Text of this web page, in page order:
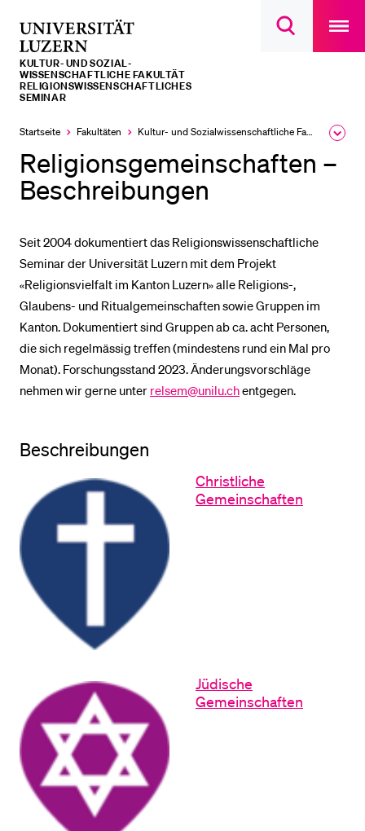
Suchdialog
main
KULTUR- UND SOZIAL­­­
WISSENSCHAFTLICHE FAKULTÄT
RELIGIONSWISSENSCHAFTLICHES
SEMINAR
Startseite Fakultäten Kultur- und Sozial­­wissenschaftliche Fakultät
Religionsgemeinschaften –
Beschreibungen
Seit 2004 dokumentiert das Religionswissenschaftliche
Seminar der Universität Luzern mit dem Projekt
«Religionsvielfalt im Kanton Luzern» alle Religions-,
Glaubens- und Ritualgemeinschaften sowie Gruppen im
Kanton. Dokumentiert sind Gruppen ab ca. acht Personen,
die sich regelmässig treffen (mindestens rund ein Mal pro
Monat). Forschungsstand 2023. Änderungsvorschläge
nehmen wir gerne unter relsem@unilu.chentgegen.
Beschreibungen
Christliche
Gemeinschaften
Jüdische
Gemeinschaften
LETZTE SUCHEN
Sie haben noch keine Suche getätigt.
Schulklassen und Lehrpersonen
Studien­interessierte
Studierende
Mitarbeitende
Alumni
Stellensuchende
Förderer
Medien
Vorlesungsverzeichnis
Sportangebot
Menuplan Mensa
Anmeldung und Zulassung